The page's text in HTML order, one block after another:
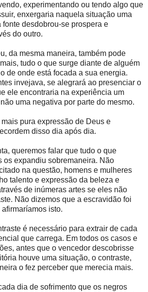
experimentando ou tendo algo que
enxergaria naquela situação uma
desdobrou-se prospera e
do outro.
da mesma maneira, também pode
tudo o que surge diante de alguém
de onde está focada a sua energia.
invejava, se alegrará ao presenciar o
ele encontraria na experiência um
uma negativa por parte do mesmo.
pura expressão de Deus e
disso dia após dia.
queremos falar que tudo o que
os expandiu sobremaneira. Não
na questão, homens e mulheres
talento e expressão da beleza e
de inúmeras artes se eles não
Não dizemos que a escravidão foi
isto.
é necessário para extrair de cada
que carrega. Em todos os casos e
antes que o vencedor descobrisse
houve uma situação, o contraste,
o fez perceber que merecia mais.
dia de sofrimento que os negros